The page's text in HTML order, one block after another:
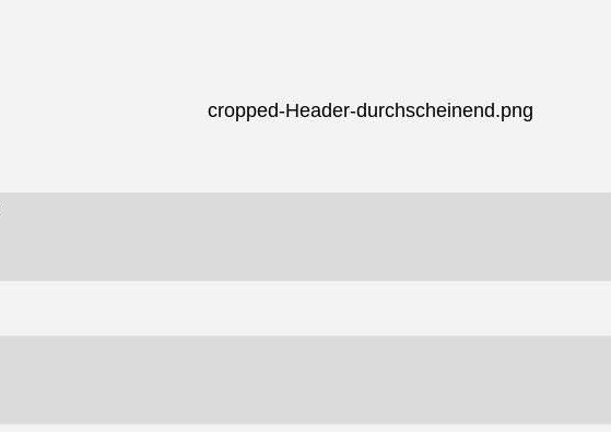
cropped-Header-durchscheinend.png